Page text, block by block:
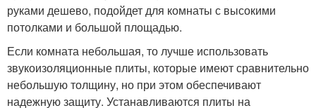
руками дешево, подойдет для комнаты с высокими
потолками и большой площадью.
Если комната небольшая, то лучше использовать
звукоизоляционные плиты, которые имеют сравнительно
небольшую толщину, но при этом обеспечивают
надежную защиту. Устанавливаются плиты на